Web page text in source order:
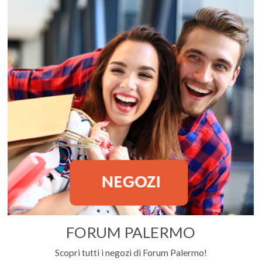
FORUM PALERMO
Scopri tutti i negozi di Forum Palermo!